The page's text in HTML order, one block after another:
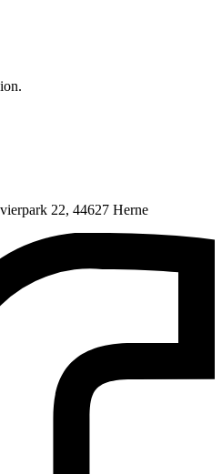
22, 44627 Herne